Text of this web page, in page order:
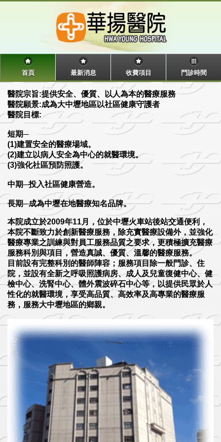
首頁 最新消息 收費項目 門診時間
醫院宗旨:提供安全、優質、以人為本的醫療服務
醫院願景:成為大中壢地區以社區健康守護者
醫院目標:
短期─
(1)建置安全的醫療場域。
(2)建立以病人安全為中心的就醫環境。
(3)強化社區預防照護。
中期─投入社區健康營造。
長期─成為中壢在地醫療知名品牌。
本院成立於2009年11月，位於中壢火車站後站交通便利，
本院不斷致力於創新醫療服務，除充實醫療設備外，並強化
醫療專業之訓練與對員工服務品質之要求，更積極擴充醫療
服務科別與項目，營造真誠、優質、溫馨的醫療服務。
目前設有完整科別的醫師陣容；服務項目除一般門診、住
院，並設有全新之呼吸照護病房、成人及兒童復健中心、健
檢中心、洗腎中心、體外震波碎石中心等，以提供民眾於人
性化的就醫環境，享受高品質、高效率及高專業的醫療服
務，服務大中壢地區的鄉親。